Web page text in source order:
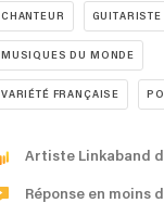
CHANTEUR GUITARISTE
MUSIQUES DU MONDE
VARIÉTÉ FRANÇAISE
Artiste Linkaband
Réponse en moins